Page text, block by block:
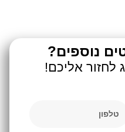
נוספים?
לחזור אליכם!